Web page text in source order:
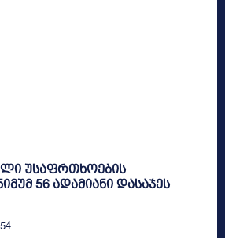
უსაფრთხოების
56 ადამიანი დასაჯეს